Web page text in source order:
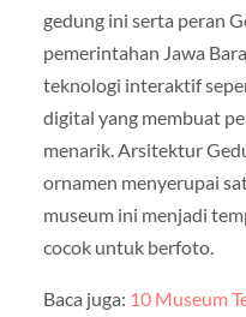
gedung ini serta peran
pemerintahan Jawa
teknologi interaktif
digital yang membuat
menarik. Arsitektur
ornamen menyerupai
museum ini menjadi
cocok untuk berfoto.
Baca juga: 10 Museum